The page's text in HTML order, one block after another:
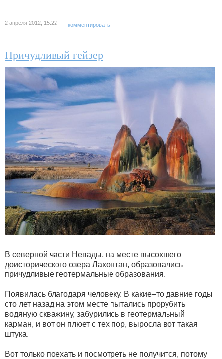
2 апреля 2012, 15:22 комментировать
Причудливый гейзер
В северной части Невады, на месте высохшего
доисторического озера Лахонтан, образовались
причудливые геотермальные образования.
Появилась благодаря человеку. В какие–то давние годы
сто лет назад на этом месте пытались прорубить
водяную скважину, забурились в геотермальный
карман, и вот он плюет с тех пор, выросла вот такая
штука.
Вот только поехать и посмотреть не получится, потому